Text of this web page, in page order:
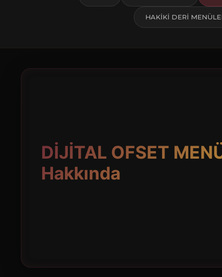
HAKİKİ DERİ
DİJİTAL OFSET
Hakkında